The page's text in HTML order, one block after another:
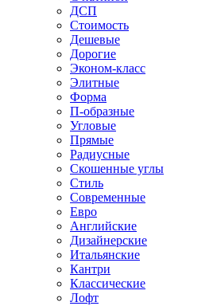
ДСП
Стоимость
Дешевые
Дорогие
Эконом-класс
Элитные
Форма
П-образные
Угловые
Прямые
Радиусные
Скошенные углы
Стиль
Современные
Евро
Английские
Дизайнерские
Итальянские
Кантри
Классические
Лофт